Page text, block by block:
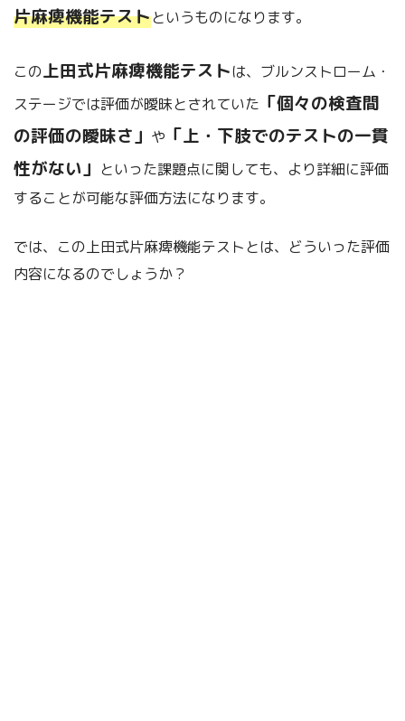
片麻痺機能テストというものになります。
この上田式片麻痺機能テストは、ブルンストローム・
ステージでは評価が曖昧とされていた 「個々の検査間
の評価の曖昧さ」 や 「上・下肢でのテストの一貫
性がない」 といった課題点に関しても、より詳細に評価
することが可能な評価方法になります。
では、この上田式片麻痺機能テストとは、どういった評価
内容になるのでしょうか？